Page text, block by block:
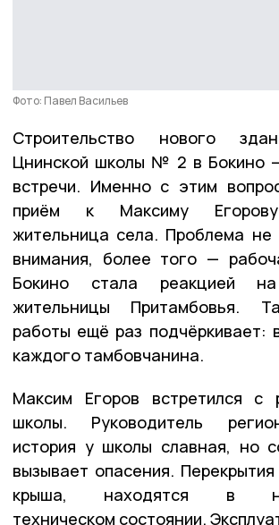
Фото: Павел Васильев
Строительство нового
Цнинской школы № 2 в Бокино
встречи. Именно с этим
приём к Максиму Егорову
жительница села. Проблема не
внимания, более того —
Бокино стала реакцией
жительницы Притамбовья.
работы ещё раз подчёркивает:
каждого тамбовчанина.
Максим Егоров встретился с
школы. Руководитель
история у школы славная, но
вызывает опасения.
крыша, находятся в
техническом состоянии.